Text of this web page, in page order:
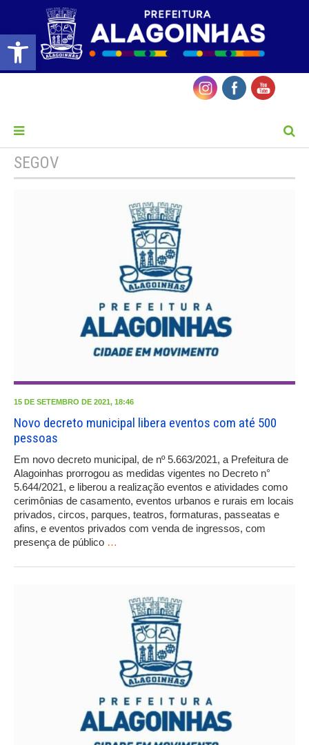
Barra de Ferramentas Aberta
SEGOV
15 DE SETEMBRO DE 2021, 18:46
Novo decreto municipal libera eventos com até 500
pessoas
Em novo decreto municipal, de nº 5.663/2021, a Prefeitura de
Alagoinhas prorrogou as medidas vigentes no Decreto n°
5.644/2021, e liberou a realização eventos e atividades como
cerimônias de casamento, eventos urbanos e rurais em locais
privados, circos, parques, teatros, formaturas, passeatas e
afins, e eventos privados com venda de ingressos, com
presença de público …